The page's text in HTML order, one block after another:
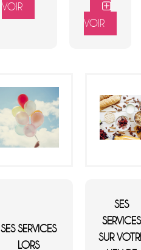
VOIR
VOIR
SES SERVICES
LORS
SES
SERVICES
SUR